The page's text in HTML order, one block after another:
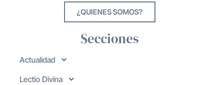
¿QUIENES SOMOS?
Secciones
Actualidad
Lectio Divina